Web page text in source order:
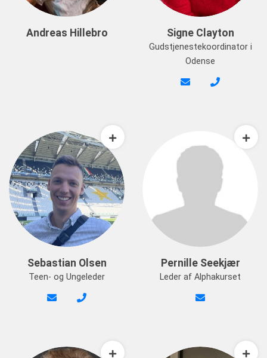
Andreas Hillebro Signe Clayton
Gudstjenestekoordinator i
Odense
Sebastian Olsen
Teen- og Ungeleder
Pernille Seekjær
Leder af Alphakurset